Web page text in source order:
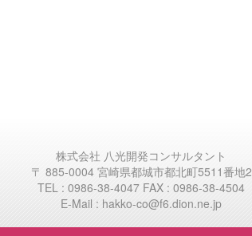
株式会社 八光開発コンサルタント
〒 885-0004 宮崎県都城市都北町5511番地2
TEL : 0986-38-4047 FAX : 0986-38-4504
E-Mail : hakko-co@f6.dion.ne.jp